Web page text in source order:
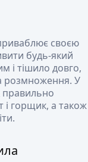
своєю
будь-який
і тішило довго,
розмноження. У
правильно
і горщик, а також